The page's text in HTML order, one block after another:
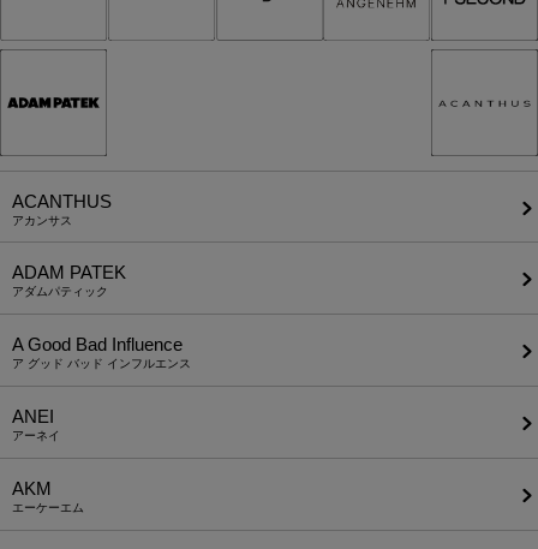
ACANTHUS
アカンサス
ADAM PATEK
アダムパティック
A Good Bad Influence
ア グッド バッド インフルエンス
ANEI
アーネイ
AKM
エーケーエム